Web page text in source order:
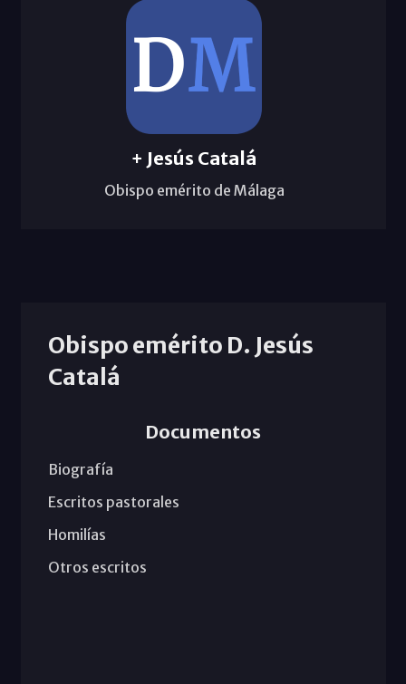
+ Jesús Catalá
Obispo emérito de Málaga
Obispo emérito D. Jesús
Catalá
Documentos
Biografía
Escritos pastorales
Homilías
Otros escritos